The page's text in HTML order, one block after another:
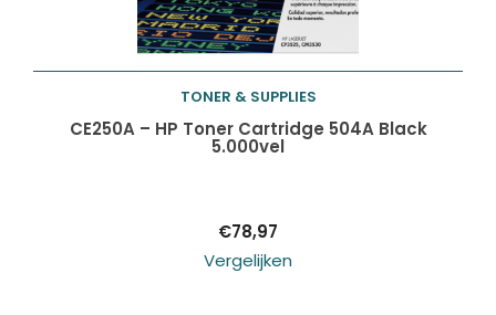
Toevoegen aan
TONER & SUPPLIES
CE250A – HP Toner Cartridge 504A Black
5.000vel
€78,97
Vergelijken